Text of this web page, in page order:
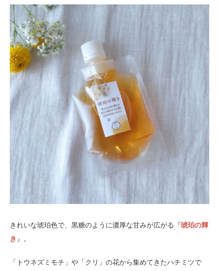
きれいな琥珀色で、黒糖のように濃厚な甘みが広がる『琥珀の輝
き 』。
「トウネズミモチ」や「クリ」の花から集めてきたハチミツで